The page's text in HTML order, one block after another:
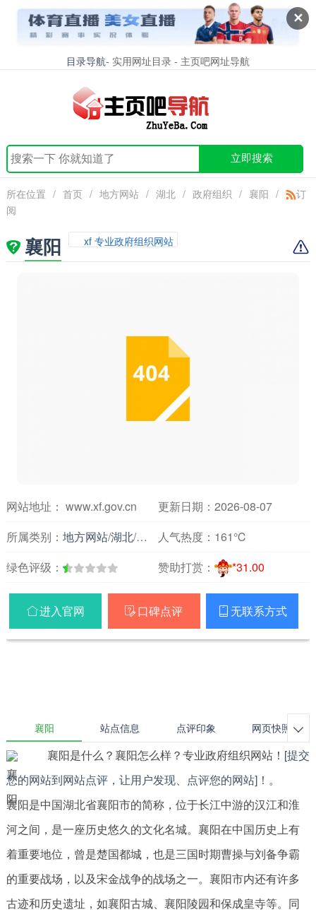
✕
目录导航- 实用网址目录 - 主页吧网址导航
立即搜索
所在位置 / 首页 / 地方网站 / 湖北 / 政府组织 / 襄阳 /
订
阅
襄阳 xf 专业政府组织网站
网站地址： www.xf.gov.cn
更新日期：2026-08-07
所属类别： 地方网站/湖北/政府组织人气热度： 161℃
绿色评级：
赞助打赏： *31.00
进入官网  口碑点评  无联系方式
襄阳 站点信息 点评印象 网页快照 
襄阳是什么？襄阳怎么样？专业政府组织网站！ [提交
您的网站到网站点评，让用户发现、点评您的网站]！ 。
襄阳是中国湖北省襄阳市的简称，位于长江中游的汉江和淮
河之间，是一座历史悠久的文化名城。襄阳在中国历史上有
着重要地位，曾是楚国都城，也是三国时期曹操与刘备争霸
的重要战场，以及宋金战争的战场之一。襄阳市内还有许多
古迹和历史遗址，如襄阳古城、襄阳陵园和保成皇寺等。同